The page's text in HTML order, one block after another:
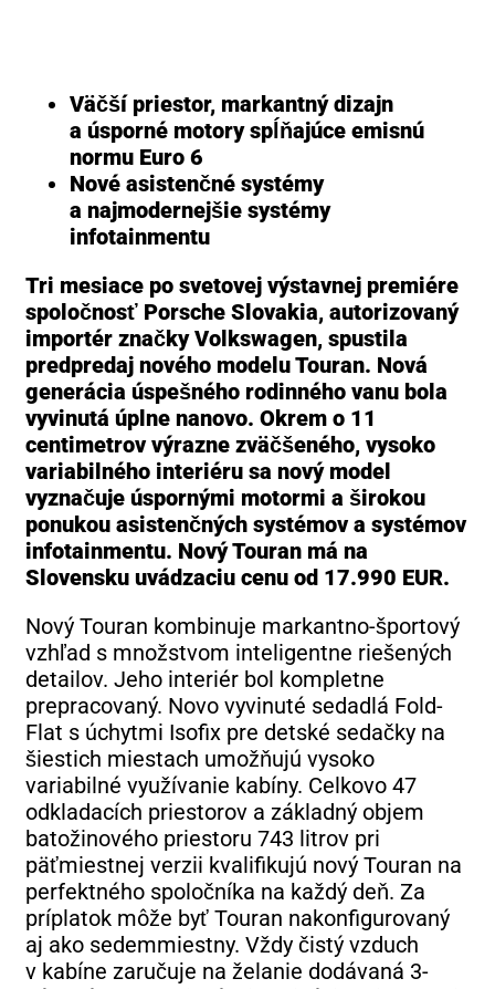
Väčší priestor, markantný dizajn
a úsporné motory spĺňajúce emisnú
normu Euro 6
Nové asistenčné systémy
a najmodernejšie systémy
infotainmentu
Tri mesiace po svetovej výstavnej premiére
spoločnosť Porsche Slovakia, autorizovaný
importér značky Volkswagen, spustila
predpredaj nového modelu Touran. Nová
generácia úspešného rodinného vanu bola
vyvinutá úplne nanovo. Okrem o 11
centimetrov výrazne zväčšeného, vysoko
variabilného interiéru sa nový model
vyznačuje úspornými motormi a širokou
ponukou asistenčných systémov a systémov
infotainmentu. Nový Touran má na
Slovensku uvádzaciu cenu od 17.990 EUR.
Nový Touran kombinuje markantno-športový
vzhľad s množstvom inteligentne riešených
detailov. Jeho interiér bol kompletne
prepracovaný. Novo vyvinuté sedadlá Fold-
Flat s úchytmi Isofix pre detské sedačky na
šiestich miestach umožňujú vysoko
variabilné využívanie kabíny. Celkovo 47
odkladacích priestorov a základný objem
batožinového priestoru 743 litrov pri
päťmiestnej verzii kvalifikujú nový Touran na
perfektného spoločníka na každý deň. Za
príplatok môže byť Touran nakonfigurovaný
aj ako sedemmiestny. Vždy čistý vzduch
v kabíne zaručuje na želanie dodávaná 3-